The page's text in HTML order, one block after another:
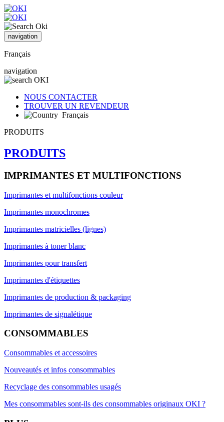
navigation
Français
navigation
NOUS CONTACTER
TROUVER UN REVENDEUR
Français
PRODUITS
PRODUITS
IMPRIMANTES ET MULTIFONCTIONS
Imprimantes et multifonctions couleur
Imprimantes monochromes
Imprimantes matricielles (lignes)
Imprimantes à toner blanc
Imprimantes pour transfert
Imprimantes d'étiquettes
Imprimantes de production & packaging
Imprimantes de signalétique
CONSOMMABLES
Consommables et accessoires
Nouveautés et infos consommables
Recyclage des consommables usagés
Mes consommables sont-ils des consommables originaux OKI ?